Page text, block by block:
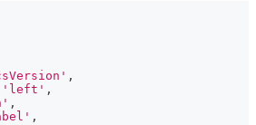
,
'left' ,
,
,